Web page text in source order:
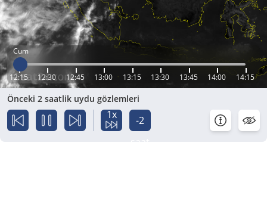
Cum
12:15 12:30 12:45 13:00 13:15 13:30 13:45 14:00 14:15
Önceki 2 saatlik uydu gözlemleri
1x
-2